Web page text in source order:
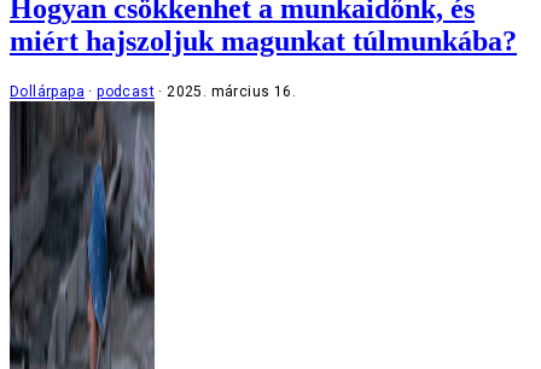
Hogyan csökkenhet a munkaidőnk, és
miért hajszoljuk magunkat túlmunkába?
Dollárpapa podcast 2025. március 16.